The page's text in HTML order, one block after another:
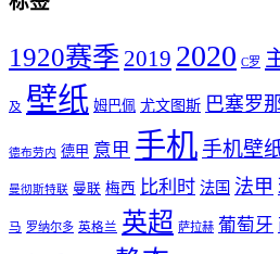
1920赛季 2019 2020 C罗
及 壁纸 姆巴佩 尤文图斯 巴塞罗
德布劳内 德甲 意甲 手机 手机壁
曼彻斯特联 曼联 梅西 比利时 法国 法甲
马 罗纳尔多 英格兰 英超 萨拉赫 葡萄牙